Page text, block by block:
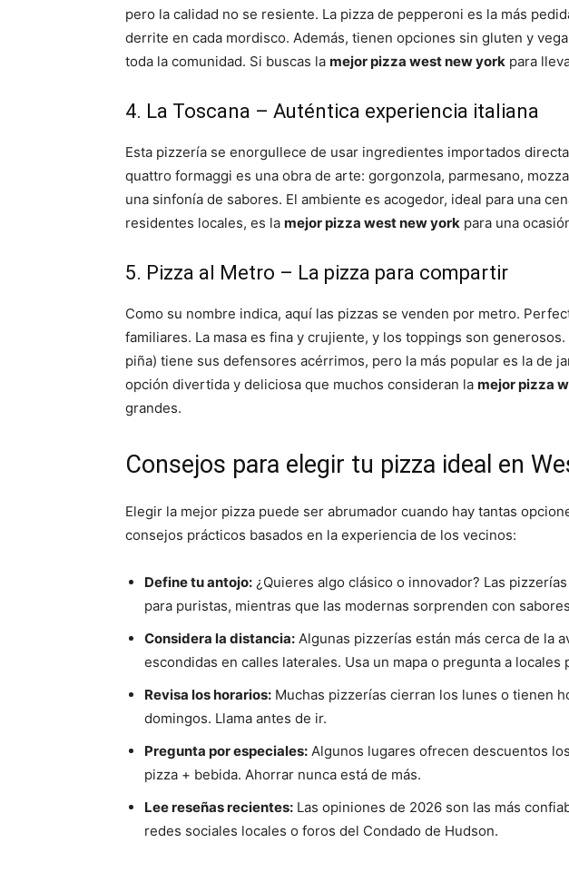
pero la calidad no se resiente. La pizza de pepperoni es la más
derrite en cada mordisco. Además, tienen opciones sin gluten y
toda la comunidad. Si buscas la mejor pizza west new york para
4. La Toscana – Auténtica experiencia italiana
Esta pizzería se enorgullece de usar ingredientes importados
quattro formaggi es una obra de arte: gorgonzola, parmesano,
una sinfonía de sabores. El ambiente es acogedor, ideal para una
residentes locales, es la mejor pizza west new york para una
5. Pizza al Metro – La pizza para compartir
Como su nombre indica, aquí las pizzas se venden por metro.
familiares. La masa es fina y crujiente, y los toppings son generosos.
piña) tiene sus defensores acérrimos, pero la más popular es la de
opción divertida y deliciosa que muchos consideran la mejor pizza
grandes.
Consejos para elegir tu pizza ideal en
Elegir la mejor pizza puede ser abrumador cuando hay tantas
consejos prácticos basados en la experiencia de los vecinos:
Define tu antojo: ¿Quieres algo clásico o innovador? Las
para puristas, mientras que las modernas sorprenden con
Considera la distancia: Algunas pizzerías están más cerca de la
escondidas en calles laterales. Usa un mapa o pregunta a locales
Revisa los horarios: Muchas pizzerías cierran los lunes o tienen
domingos. Llama antes de ir.
Pregunta por especiales: Algunos lugares ofrecen descuentos
pizza + bebida. Ahorrar nunca está de más.
Lee reseñas recientes: Las opiniones de 2026 son las más
redes sociales locales o foros del Condado de Hudson.